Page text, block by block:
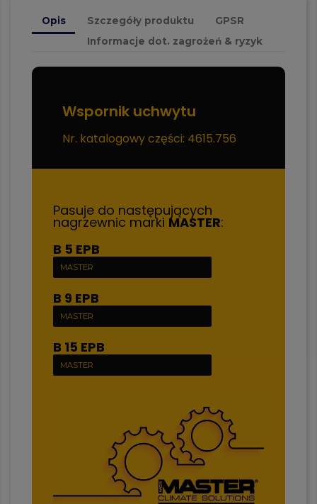
Opis Szczegóły produktu
GPSR
Informacje dot. zagrożeń & ryzyk
Wspornik uchwytu
Nr. katalogowy części: 4615.756
Pasuje do następujących
nagrzewnic marki MASTER:
B 5 EPB
MASTER
B 9 EPB
MASTER
B 15 EPB
MASTER